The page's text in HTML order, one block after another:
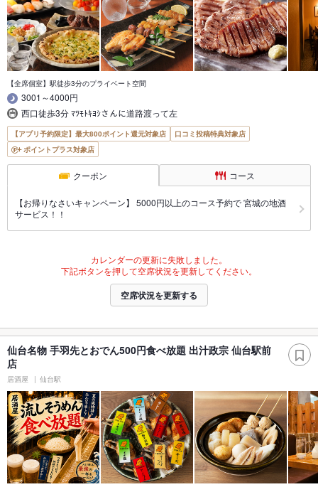
【全席個室】駅徒歩3分のプライベート空間
3001～4000円
西口徒歩3分 ﾏﾂﾓﾄｷﾖｼさんに道路渡って左
【アプリ予約限定】最大800ポイント還元対象店
口コミ投稿特典対象店
ポイントプラス対象店
クーポン コース
【お帰りなさいキャンペーン】 5000円以上のコース予約で 宮城の地酒
サービス！！
カレンダーの更新に失敗しました。
下記ボタンを押して空席状況を更新してください。
空席状況を更新する
仙台名物 手羽先とおでん500円食べ放題 出汁政宗 仙台駅前
店
居酒屋 仙台駅